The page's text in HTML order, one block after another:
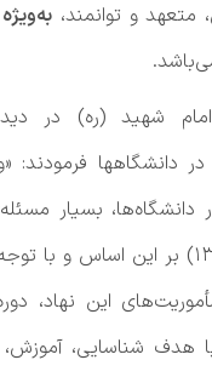
و توانمند،
شهید (ره) در
در دانشگاه­ها
دانشگاه‌ها، بسیار
(1389/4/20) بر این اساس و
این نهاد،
هدف شناسایی،